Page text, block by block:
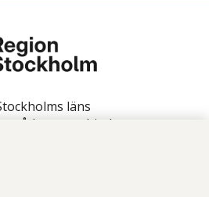
läns
som erbjuder